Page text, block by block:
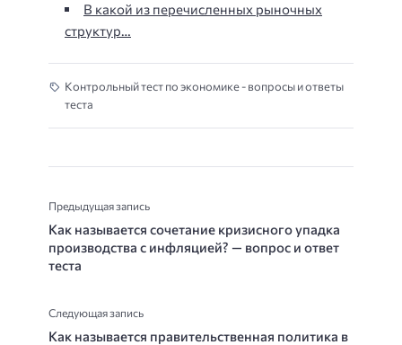
В какой из перечисленных рыночных
структур…
Контрольный тест по экономике - вопросы и ответы
теста
Предыдущая запись
Как называется сочетание кризисного упадка
производства с инфляцией? — вопрос и ответ
теста
Следующая запись
Как называется правительственная политика в